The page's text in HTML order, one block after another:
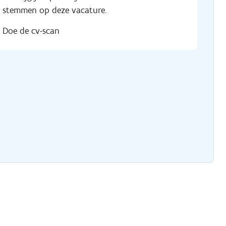
stemmen op deze vacature.
Doe de cv-scan